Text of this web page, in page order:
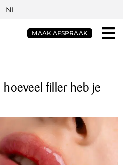
NL
MAAK AFSPRAAK
filler heb je